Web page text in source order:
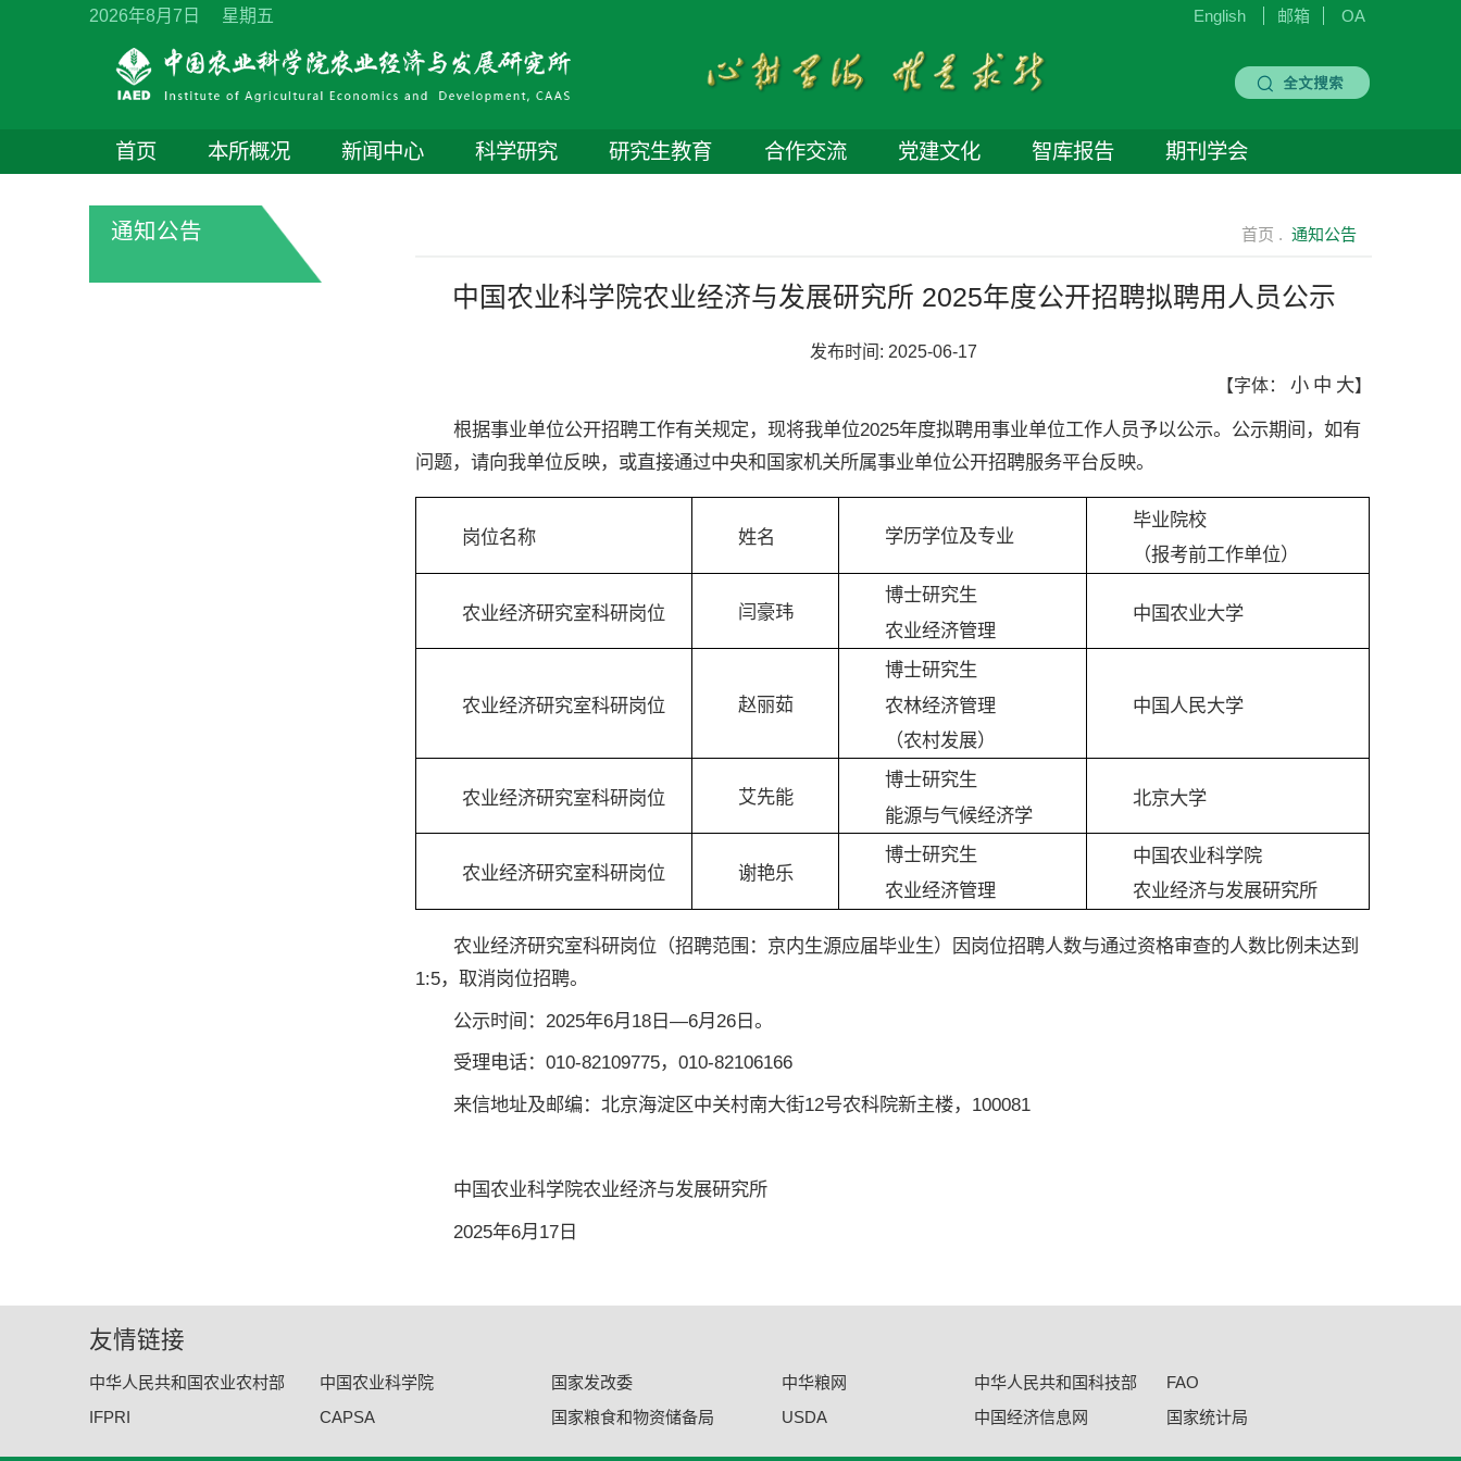
English 邮箱 OA
2026年8月7日 星期五
首页 本所概况 新闻中心 科学研究 研究生教育 合作交流 党建文化 智库报告 期刊学会
通知公告 首页 . 通知公告
中国农业科学院农业经济与发展研究所 2025年度公开招聘拟聘用人员公示
发布时间: 2025-06-17
【字体： 小 中 大】
根据事业单位公开招聘工作有关规定，现将我单位2025年度拟聘用事业单位工作人员予以公示。公示期间，如有
问题，请向我单位反映，或直接通过中央和国家机关所属事业单位公开招聘服务平台反映。
岗位名称 姓名 学历学位及专业
毕业院校
（报考前工作单位）
农业经济研究室科研岗位 闫豪玮
博士研究生
农业经济管理
中国农业大学
农业经济研究室科研岗位 赵丽茹
博士研究生
农林经济管理
（农村发展）
中国人民大学
农业经济研究室科研岗位 艾先能
博士研究生
能源与气候经济学
北京大学
农业经济研究室科研岗位 谢艳乐
博士研究生
农业经济管理
中国农业科学院
农业经济与发展研究所
农业经济研究室科研岗位（招聘范围：京内生源应届毕业生）因岗位招聘人数与通过资格审查的人数比例未达到
1:5，取消岗位招聘。
公示时间：2025年6月18日—6月26日。
受理电话：010-82109775，010-82106166
来信地址及邮编：北京海淀区中关村南大街12号农科院新主楼，100081
中国农业科学院农业经济与发展研究所
2025年6月17日
友情链接
中华人民共和国农业农村部 中国农业科学院 国家发改委 中华粮网 中华人民共和国科技部
FAO
IFPRI
CAPSA 国家粮食和物资储备局 USDA 中国经济信息网 国家统计局